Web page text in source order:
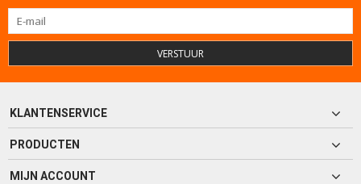
VERSTUUR
KLANTENSERVICE
PRODUCTEN
MIJN ACCOUNT